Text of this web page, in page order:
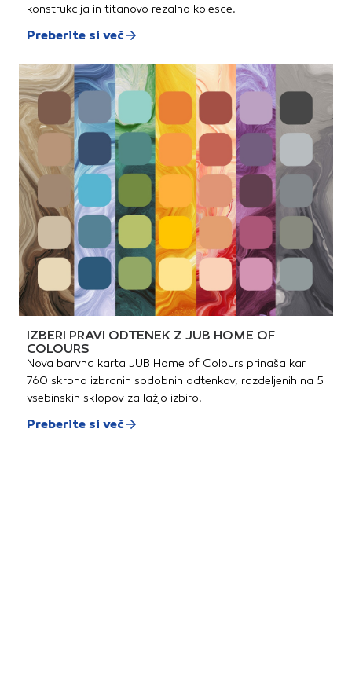
konstrukcija in titanovo rezalno kolesce.
Preberite si več
IZBERI PRAVI ODTENEK Z JUB HOME OF
COLOURS
Nova barvna karta JUB Home of Colours prinaša kar
760 skrbno izbranih sodobnih odtenkov, razdeljenih na 5
vsebinskih sklopov za lažjo izbiro.
Preberite si več